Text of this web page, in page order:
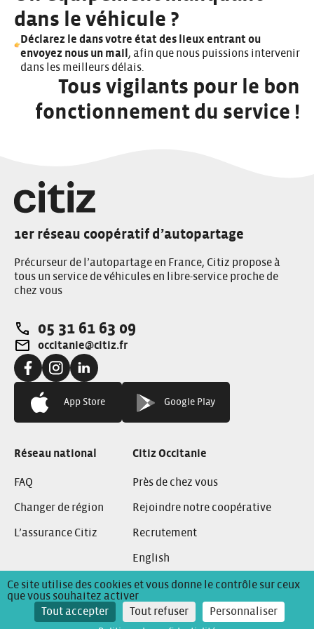
dans le véhicule ?
Déclarez le dans votre état des lieux entrant ou
envoyez nous un mail , afin que nous puissions intervenir
dans les meilleurs délais.
Tous vigilants pour le bon
fonctionnement du service !
1er réseau coopératif d’autopartage
Précurseur de l’autopartage en France, Citiz propose à
tous un service de véhicules en libre-service proche de
chez vous
Téléphone:
05 31 61 63 09
Adresse e-mail:
occitanie@citiz.fr
Facebook:Instagram:LinkedIn:
App Store Google Play
Réseau national
FAQ
Changer de région
L’assurance Citiz
Citiz Occitanie
Près de chez vous
Rejoindre notre coopérative
Recrutement
English
Conditions Générales de Location
Mentions Légales
Politique de confidentialité
Ce site utilise des cookies et vous donne le contrôle sur ceux
que vous souhaitez activer
Tout accepter
Tout refuser Personnaliser